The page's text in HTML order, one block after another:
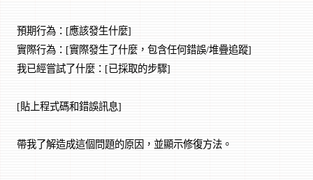
預期行為：[應該發生什麼]
實際行為：[實際發生了什麼，包含任何錯誤/堆疊追蹤]
我已經嘗試了什麼：[已採取的步驟]
[貼上程式碼和錯誤訊息]
帶我了解造成這個問題的原因，並顯示修復方法。